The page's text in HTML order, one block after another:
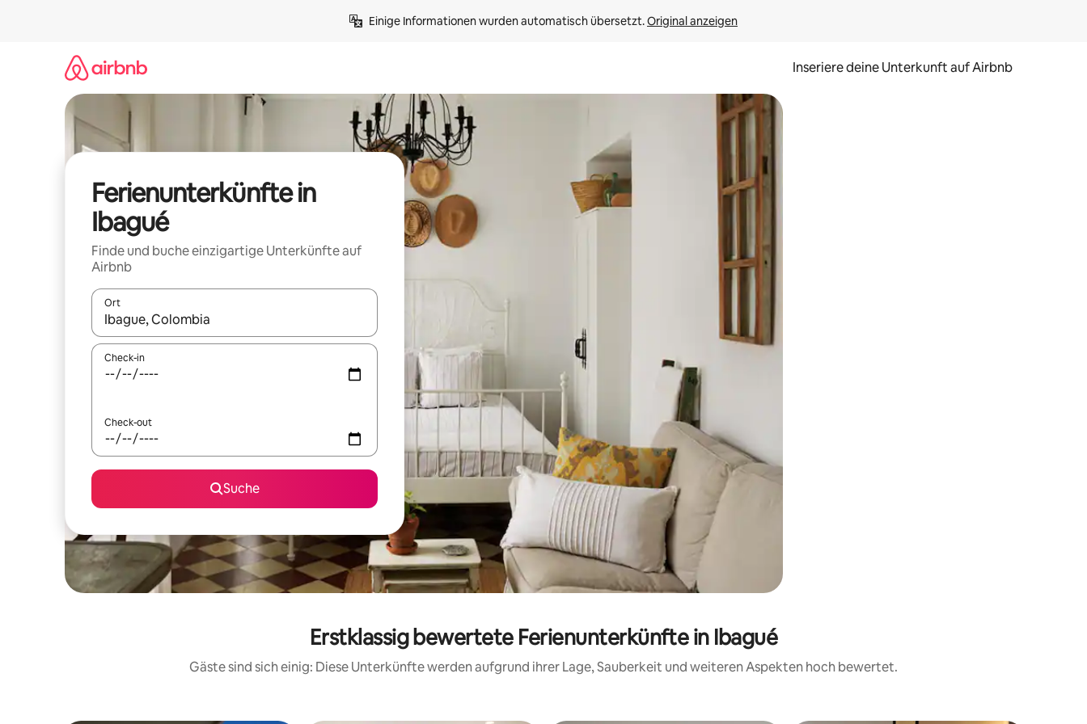
Einige Informationen wurden automatisch übersetzt. Original anzeigen
Inseriere deine Unterkunft auf Airbnb
Ferienunterkünfte in
Ibagué
Finde und buche einzigartige Unterkünfte auf
Airbnb
Ort
Wenn Ergebnisse verfügbar sind, navigiere mit den Pfeiltasten nach oben und unten oder erkunde die Ergebnisse durch Berühren oder Wischgesten.
Check-in
Check-out
Suche
Erstklassig bewertete Ferienunterkünfte in Ibagué
Gäste sind sich einig: Diese Unterkünfte werden aufgrund ihrer Lage, Sauberkeit und weiteren Aspekten hoch bewertet.